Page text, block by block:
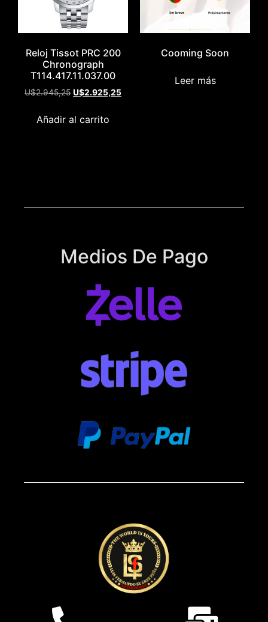
Reloj Tissot PRC 200
Chronograph
T114.417.11.037.00
U$2.945,25 U$2.925,25
Añadir al carrito
Cooming Soon
Leer más
Medios De Pago